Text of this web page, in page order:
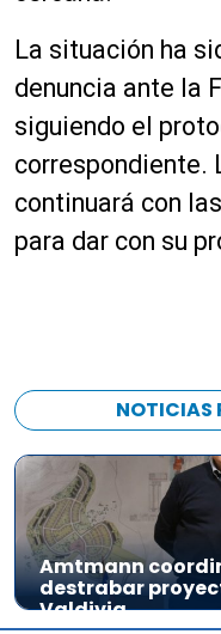
La situación ha
denuncia ante la
siguiendo el
correspondiente.
continuará con
para dar con su
NOTICIAS
Amtmann
destrabar
Valdivia